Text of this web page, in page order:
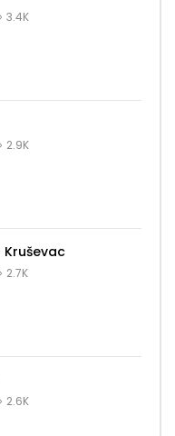
3.4K
2.9K
2.7K
2.6K